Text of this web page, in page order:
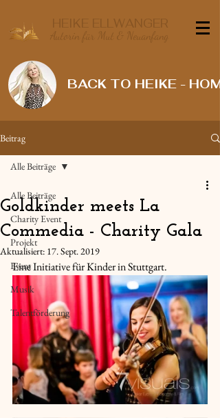
Autorin für Mut & Neuanfang
HEIKE ELLWANGER
BACK TO HEIKE -
Beitrag
Alle Beiträge
Charity Event
Projekt
Event
Musik
Talentförderung
Alle Beiträge
Goldkinder meets La
Commedia - Charity Gala
Aktualisiert: 17. Sept. 2019
Eine Initiative für Kinder in Stuttgart.